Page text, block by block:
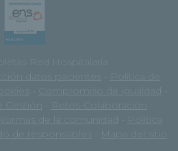
Red Hospitalaria
datos pacientes
Política de
Compromiso de igualdad
Retos-Colaboración
Normas de la comunidad
Política
de responsables
Mapa del sitio